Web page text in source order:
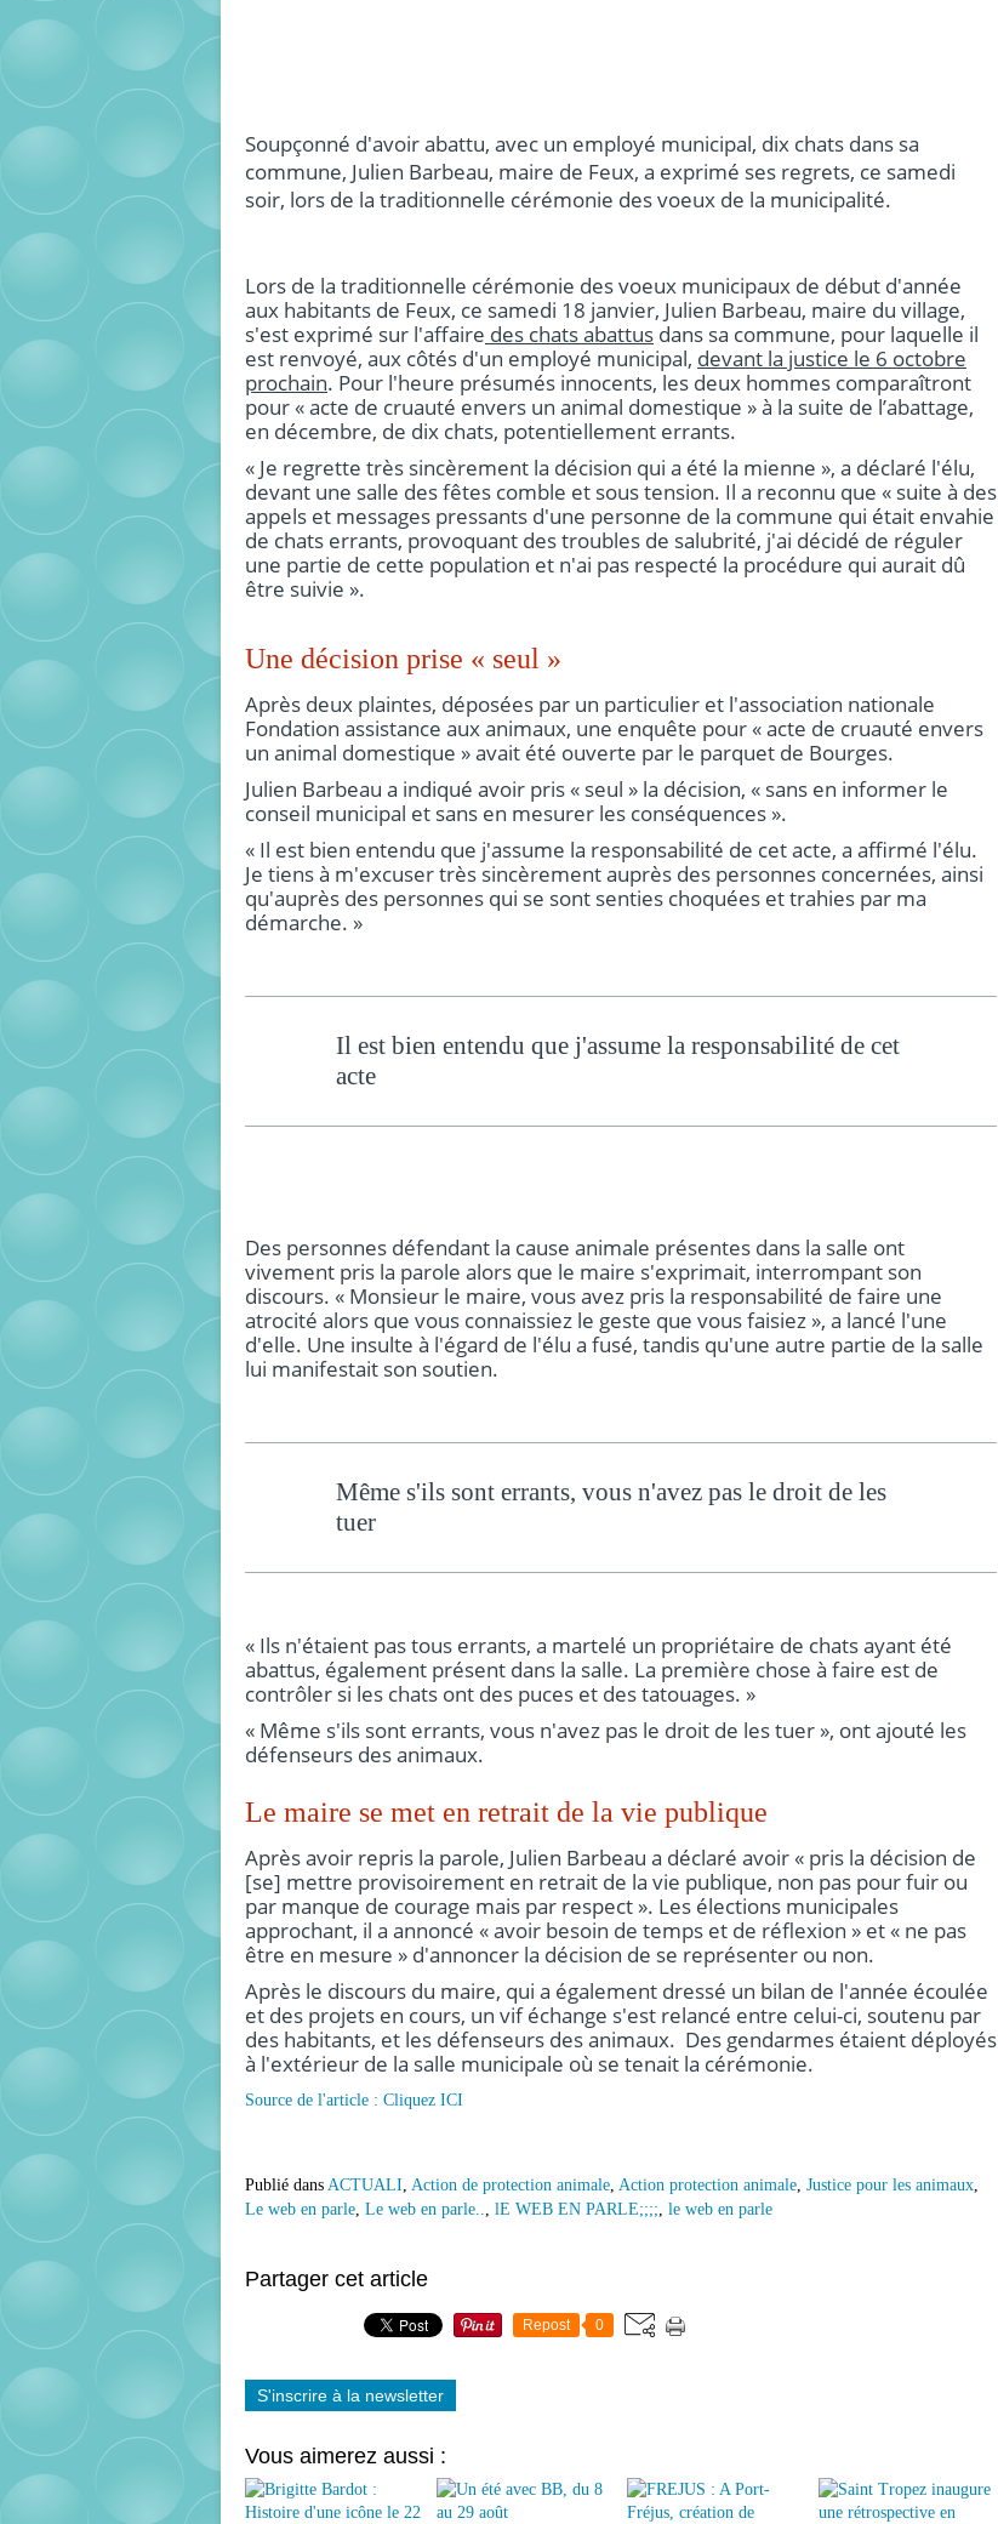
Soupçonné d'avoir abattu, avec un employé municipal, dix chats dans sa
commune, Julien Barbeau, maire de Feux, a exprimé ses regrets, ce samedi
soir, lors de la traditionnelle cérémonie des voeux de la municipalité.
Lors de la traditionnelle cérémonie des voeux municipaux de début d'année
aux habitants de Feux, ce samedi 18 janvier, Julien Barbeau, maire du village,
s'est exprimé sur l'affaire des chats abattus dans sa commune, pour laquelle il
est renvoyé, aux côtés d'un employé municipal, devant la justice le 6 octobre
prochain. Pour l'heure présumés innocents, les deux hommes comparaîtront
pour « acte de cruauté envers un animal domestique » à la suite de l’abattage,
en décembre, de dix chats, potentiellement errants.
« Je regrette très sincèrement la décision qui a été la mienne », a déclaré l'élu,
devant une salle des fêtes comble et sous tension. Il a reconnu que « suite à des
appels et messages pressants d'une personne de la commune qui était envahie
de chats errants, provoquant des troubles de salubrité, j'ai décidé de réguler
une partie de cette population et n'ai pas respecté la procédure qui aurait dû
être suivie ».
Une décision prise « seul »
Après deux plaintes, déposées par un particulier et l'association nationale
Fondation assistance aux animaux, une enquête pour « acte de cruauté envers
un animal domestique » avait été ouverte par le parquet de Bourges.
Julien Barbeau a indiqué avoir pris « seul » la décision, « sans en informer le
conseil municipal et sans en mesurer les conséquences ».
« Il est bien entendu que j'assume la responsabilité de cet acte, a affirmé l'élu.
Je tiens à m'excuser très sincèrement auprès des personnes concernées, ainsi
qu'auprès des personnes qui se sont senties choquées et trahies par ma
démarche. »
Il est bien entendu que j'assume la responsabilité de cet
acte
Des personnes défendant la cause animale présentes dans la salle ont
vivement pris la parole alors que le maire s'exprimait, interrompant son
discours. « Monsieur le maire, vous avez pris la responsabilité de faire une
atrocité alors que vous connaissiez le geste que vous faisiez », a lancé l'une
d'elle. Une insulte à l'égard de l'élu a fusé, tandis qu'une autre partie de la salle
lui manifestait son soutien.
Même s'ils sont errants, vous n'avez pas le droit de les
tuer
« Ils n'étaient pas tous errants, a martelé un propriétaire de chats ayant été
abattus, également présent dans la salle. La première chose à faire est de
contrôler si les chats ont des puces et des tatouages. »
« Même s'ils sont errants, vous n'avez pas le droit de les tuer », ont ajouté les
défenseurs des animaux.
Le maire se met en retrait de la vie publique
Après avoir repris la parole, Julien Barbeau a déclaré avoir « pris la décision de
[se] mettre provisoirement en retrait de la vie publique, non pas pour fuir ou
par manque de courage mais par respect ». Les élections municipales
approchant, il a annoncé « avoir besoin de temps et de réflexion » et « ne pas
être en mesure » d'annoncer la décision de se représenter ou non.
Après le discours du maire, qui a également dressé un bilan de l'année écoulée
et des projets en cours, un vif échange s'est relancé entre celui-ci, soutenu par
des habitants, et les défenseurs des animaux. Des gendarmes étaient déployés
à l'extérieur de la salle municipale où se tenait la cérémonie.
Source de l'article : Cliquez ICI
Publié dans ACTUALI, Action de protection animale, Action protection animale, Justice pour les animaux,
Le web en parle, Le web en parle.., lE WEB EN PARLE;;;;, le web en parle
Partager cet article
Repost 0
S'inscrire à la newsletter
Vous aimerez aussi :